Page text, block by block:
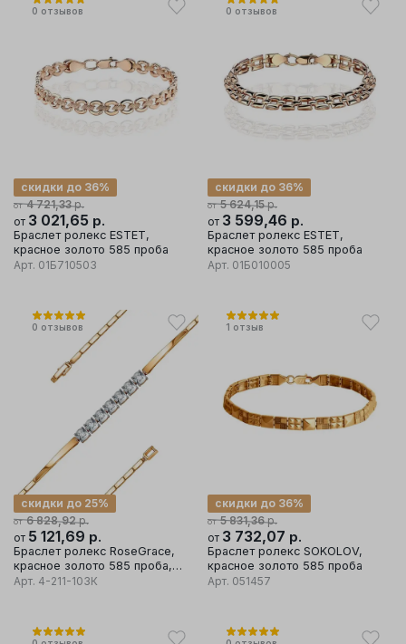
0 отзывов
от 4 721,33р.
скидки до 36%
от 3 021,65 р.
Браслет ролекс ESTET,
красное золото 585 проба
Арт. 01Б710503
0 отзывов
от 5 624,15р.
скидки до 36%
от 3 599,46 р.
Браслет ролекс ESTET,
красное золото 585 проба
Арт. 01Б010005
0 отзывов
от 6 828,92р.
скидки до 25%
от 5 121,69 р.
Браслет ролекс RoseGrace,
красное золото 585 проба,
вставка бриллиант
Арт. 4-211-103К
1 отзыв
от 5 831,36р.
скидки до 36%
от 3 732,07 р.
Браслет ролекс SOKOLOV,
красное золото 585 проба
Арт. 051457